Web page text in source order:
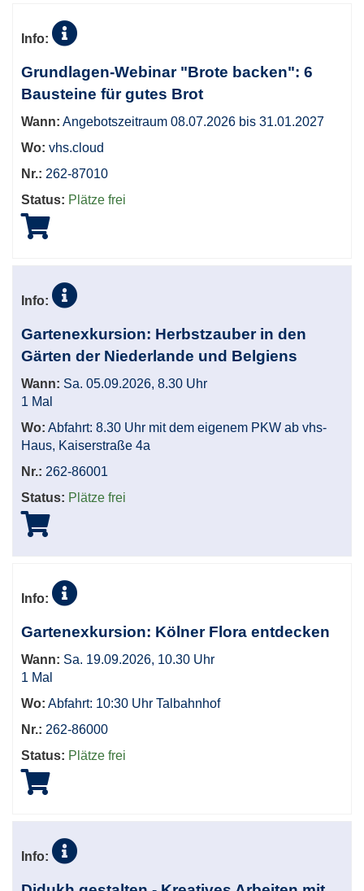
Info:
Grundlagen-Webinar "Brote backen": 6
Bausteine für gutes Brot
Wann: Angebotszeitraum 08.07.2026 bis 31.01.2027
Wo: vhs.cloud
Nr.: 262-87010
Status: Plätze frei
Info:
Gartenexkursion: Herbstzauber in den
Gärten der Niederlande und Belgiens
Wann: Sa. 05.09.2026, 8.30 Uhr
1 Mal
Wo: Abfahrt: 8.30 Uhr mit dem eigenem PKW ab vhs-
Haus, Kaiserstraße 4a
Nr.: 262-86001
Status: Plätze frei
Info:
Gartenexkursion: Kölner Flora entdecken
Wann: Sa. 19.09.2026, 10.30 Uhr
1 Mal
Wo: Abfahrt: 10:30 Uhr Talbahnhof
Nr.: 262-86000
Status: Plätze frei
Info: